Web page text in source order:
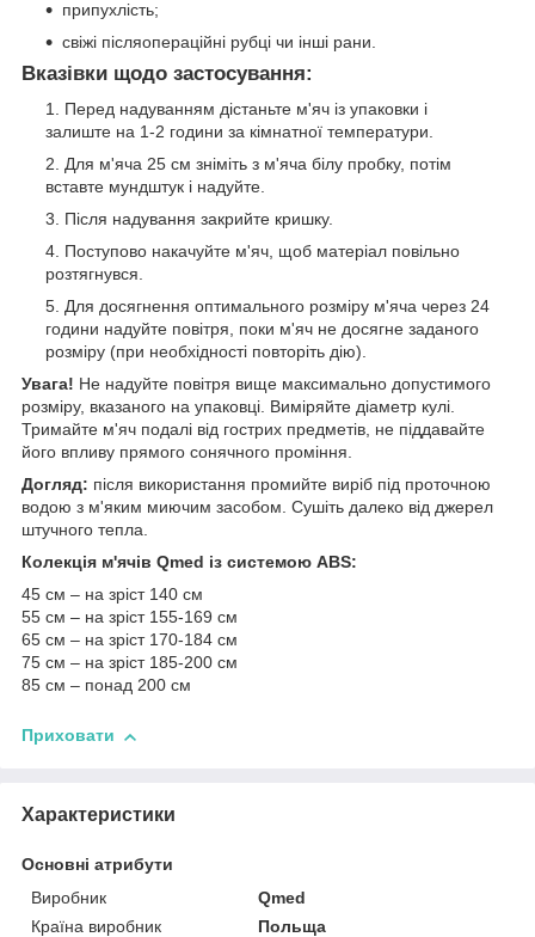
припухлість;
свіжі післяопераційні рубці чи інші рани.
Вказівки щодо застосування:
Перед надуванням дістаньте м'яч із упаковки і
залиште на 1-2 години за кімнатної температури.
Для м'яча 25 см зніміть з м'яча білу пробку, потім
вставте мундштук і надуйте.
Після надування закрийте кришку.
Поступово накачуйте м'яч, щоб матеріал повільно
розтягнувся.
Для досягнення оптимального розміру м'яча через 24
години надуйте повітря, поки м'яч не досягне заданого
розміру (при необхідності повторіть дію).
Увага! Не надуйте повітря вище максимально допустимого
розміру, вказаного на упаковці. Виміряйте діаметр кулі.
Тримайте м'яч подалі від гострих предметів, не піддавайте
його впливу прямого сонячного проміння.
Догляд: після використання промийте виріб під проточною
водою з м'яким миючим засобом. Сушіть далеко від джерел
штучного тепла.
Колекція м'ячів Qmed із системою ABS:
45 см – на зріст 140 см
55 см – на зріст 155-169 см
65 см – на зріст 170-184 см
75 см – на зріст 185-200 см
85 см – понад 200 см
Приховати
Характеристики
Основні атрибути
Виробник
Qmed
Країна виробник
Польща